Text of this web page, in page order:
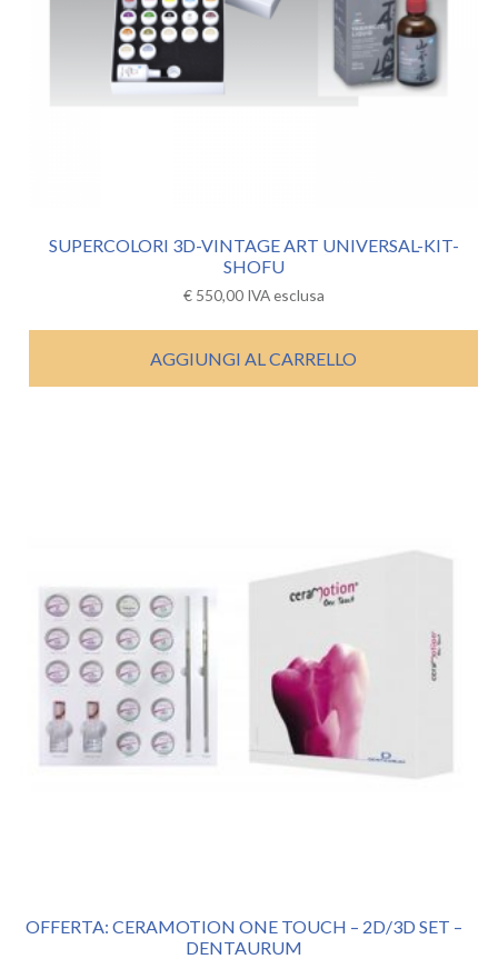
SUPERCOLORI 3D-VINTAGE ART UNIVERSAL-KIT-
SHOFU
€550,00 IVA esclusa
AGGIUNGI AL CARRELLO
OFFERTA: CERAMOTION ONE TOUCH – 2D/3D SET –
DENTAURUM